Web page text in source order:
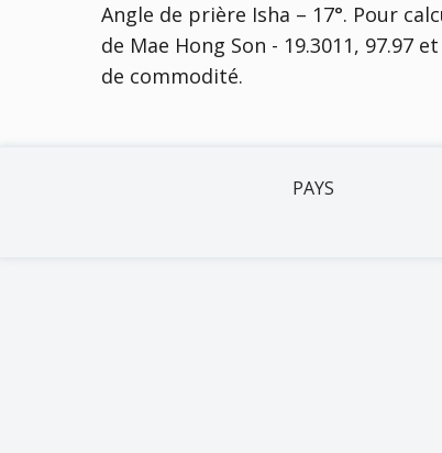
Angle de prière Isha – 17°. Pour
de Mae Hong Son - 19.3011, 97.97
de commodité.
PAYS